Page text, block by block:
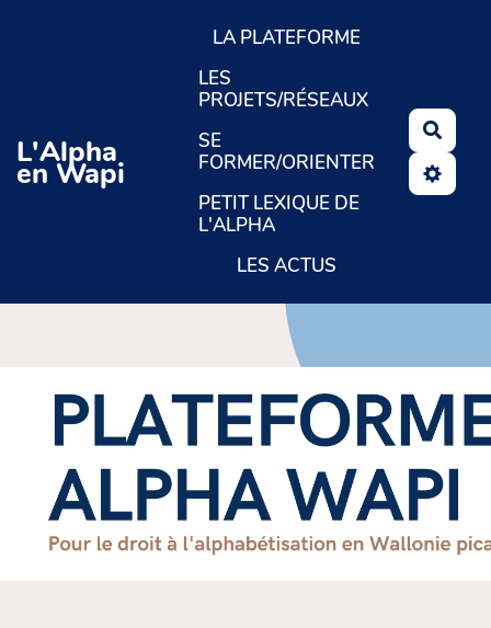
Aller au contenu principal
L'Alpha
en Wapi
LA PLATEFORME
LES
PROJETS/RÉSEAUX
SE
FORMER/ORIENTER
PETIT LEXIQUE DE
L'ALPHA
LES ACTUS